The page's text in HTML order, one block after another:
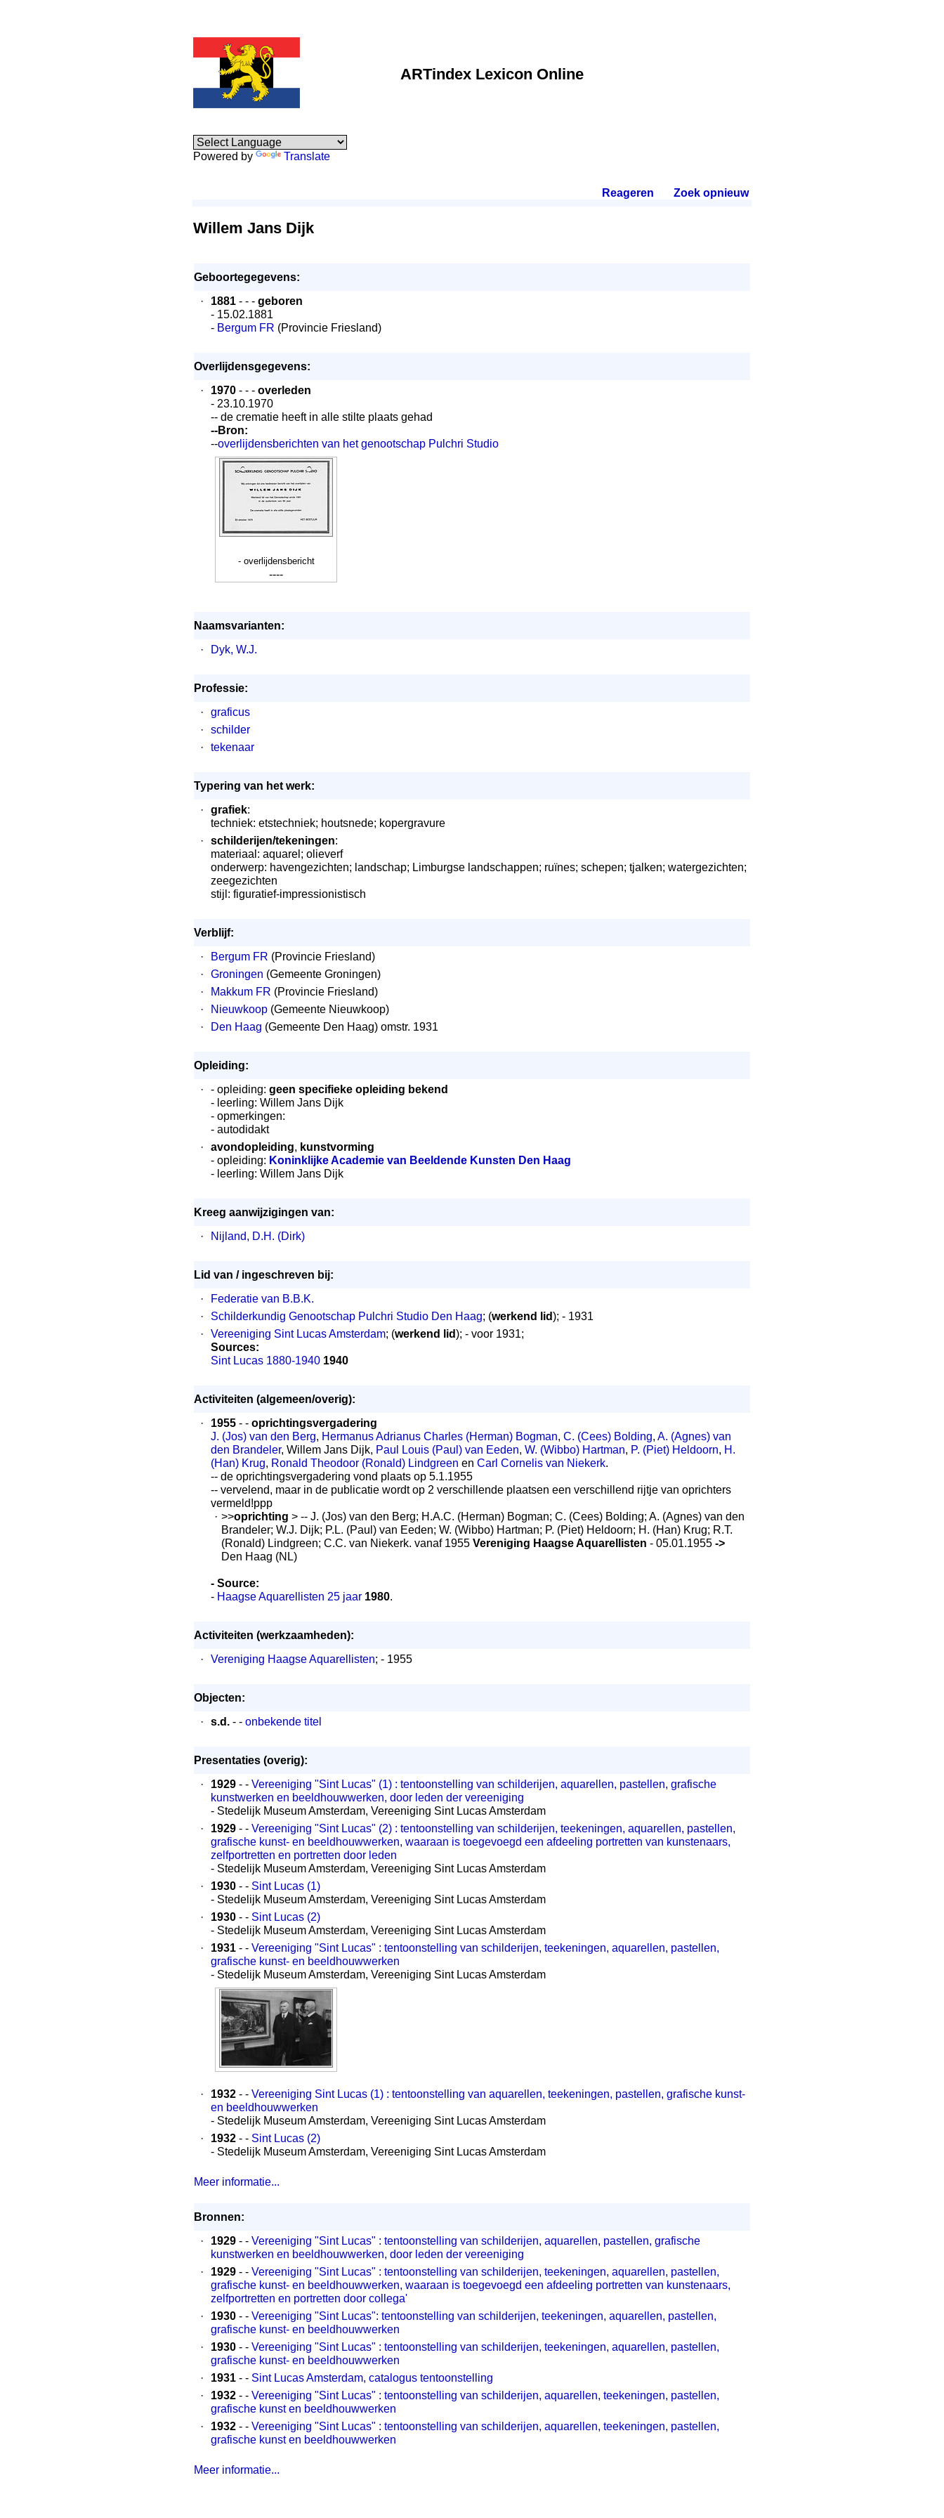
ARTindex Lexicon Online
Powered by Translate
Reageren Zoek opnieuw.
Willem Jans Dijk
Geboortegegevens:
·
1881 - - - geboren
- 15.02.1881
- Bergum FR (Provincie Friesland)
Overlijdensgegevens:
·
1970 - - - overleden
- 23.10.1970
-- de crematie heeft in alle stilte plaats gehad
--Bron:
--overlijdensberichten van het genootschap Pulchri Studio
- overlijdensbericht
----
Naamsvarianten:
·
Dyk, W.J.
Professie:
·
graficus
·
schilder
·
tekenaar
Typering van het werk:
·
grafiek:
techniek: etstechniek; houtsnede; kopergravure
·
schilderijen/tekeningen:
materiaal: aquarel; olieverf
onderwerp: havengezichten; landschap; Limburgse landschappen; ruïnes; schepen; tjalken; watergezichten;
zeegezichten
stijl: figuratief-impressionistisch
Verblijf:
·
Bergum FR (Provincie Friesland)
·
Groningen (Gemeente Groningen)
·
Makkum FR (Provincie Friesland)
·
Nieuwkoop (Gemeente Nieuwkoop)
·
Den Haag (Gemeente Den Haag) omstr. 1931
Opleiding:
·
- opleiding: geen specifieke opleiding bekend
- leerling: Willem Jans Dijk
- opmerkingen:
- autodidakt
·
avondopleiding, kunstvorming
- opleiding: Koninklijke Academie van Beeldende Kunsten Den Haag
- leerling: Willem Jans Dijk
Kreeg aanwijzigingen van:
·
Nijland, D.H. (Dirk)
Lid van / ingeschreven bij:
·
Federatie van B.B.K.
·
Schilderkundig Genootschap Pulchri Studio Den Haag; (werkend lid); - 1931
·
Vereeniging Sint Lucas Amsterdam; (werkend lid); - voor 1931;
Sources:
Sint Lucas 1880-1940 1940
Activiteiten (algemeen/overig):
·
1955 - - oprichtingsvergadering
J. (Jos) van den Berg, Hermanus Adrianus Charles (Herman) Bogman, C. (Cees) Bolding, A. (Agnes) van
den Brandeler, Willem Jans Dijk, Paul Louis (Paul) van Eeden, W. (Wibbo) Hartman, P. (Piet) Heldoorn, H.
(Han) Krug, Ronald Theodoor (Ronald) Lindgreen en Carl Cornelis van Niekerk.
-- de oprichtingsvergadering vond plaats op 5.1.1955
-- vervelend, maar in de publicatie wordt op 2 verschillende plaatsen een verschillend rijtje van oprichters
vermeld!ppp
· >>oprichting > -- J. (Jos) van den Berg; H.A.C. (Herman) Bogman; C. (Cees) Bolding; A. (Agnes) van den
Brandeler; W.J. Dijk; P.L. (Paul) van Eeden; W. (Wibbo) Hartman; P. (Piet) Heldoorn; H. (Han) Krug; R.T.
(Ronald) Lindgreen; C.C. van Niekerk. vanaf 1955 Vereniging Haagse Aquarellisten - 05.01.1955 ->
Den Haag (NL)
- Source:
- Haagse Aquarellisten 25 jaar 1980.
Activiteiten (werkzaamheden):
·
Vereniging Haagse Aquarellisten; - 1955
Objecten:
·
s.d. - - onbekende titel
Presentaties (overig):
·
1929 - - Vereeniging "Sint Lucas" (1) : tentoonstelling van schilderijen, aquarellen, pastellen, grafische
kunstwerken en beeldhouwwerken, door leden der vereeniging
- Stedelijk Museum Amsterdam, Vereeniging Sint Lucas Amsterdam
·
1929 - - Vereeniging "Sint Lucas" (2) : tentoonstelling van schilderijen, teekeningen, aquarellen, pastellen,
grafische kunst- en beeldhouwwerken, waaraan is toegevoegd een afdeeling portretten van kunstenaars,
zelfportretten en portretten door leden
- Stedelijk Museum Amsterdam, Vereeniging Sint Lucas Amsterdam
·
1930 - - Sint Lucas (1)
- Stedelijk Museum Amsterdam, Vereeniging Sint Lucas Amsterdam
·
1930 - - Sint Lucas (2)
- Stedelijk Museum Amsterdam, Vereeniging Sint Lucas Amsterdam
·
1931 - - Vereeniging "Sint Lucas" : tentoonstelling van schilderijen, teekeningen, aquarellen, pastellen,
grafische kunst- en beeldhouwwerken
- Stedelijk Museum Amsterdam, Vereeniging Sint Lucas Amsterdam
· 1932 - - Vereeniging Sint Lucas (1) : tentoonstelling van aquarellen, teekeningen, pastellen, grafische kunst-
en beeldhouwwerken
- Stedelijk Museum Amsterdam, Vereeniging Sint Lucas Amsterdam
·
1932 - - Sint Lucas (2)
- Stedelijk Museum Amsterdam, Vereeniging Sint Lucas Amsterdam
Meer informatie...
Bronnen:
·
1929 - - Vereeniging "Sint Lucas" : tentoonstelling van schilderijen, aquarellen, pastellen, grafische
kunstwerken en beeldhouwwerken, door leden der vereeniging
·
1929 - - Vereeniging "Sint Lucas" : tentoonstelling van schilderijen, teekeningen, aquarellen, pastellen,
grafische kunst- en beeldhouwwerken, waaraan is toegevoegd een afdeeling portretten van kunstenaars,
zelfportretten en portretten door collega'
·
1930 - - Vereeniging "Sint Lucas": tentoonstelling van schilderijen, teekeningen, aquarellen, pastellen,
grafische kunst- en beeldhouwwerken
·
1930 - - Vereeniging "Sint Lucas" : tentoonstelling van schilderijen, teekeningen, aquarellen, pastellen,
grafische kunst- en beeldhouwwerken
·
1931 - - Sint Lucas Amsterdam, catalogus tentoonstelling
·
1932 - - Vereeniging "Sint Lucas" : tentoonstelling van schilderijen, aquarellen, teekeningen, pastellen,
grafische kunst en beeldhouwwerken
·
1932 - - Vereeniging "Sint Lucas" : tentoonstelling van schilderijen, aquarellen, teekeningen, pastellen,
grafische kunst en beeldhouwwerken
Meer informatie...